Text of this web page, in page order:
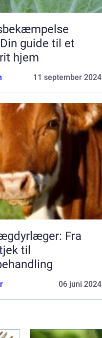
guide til et
hjem
11 september 2024
Fra
til
06 juni 2024